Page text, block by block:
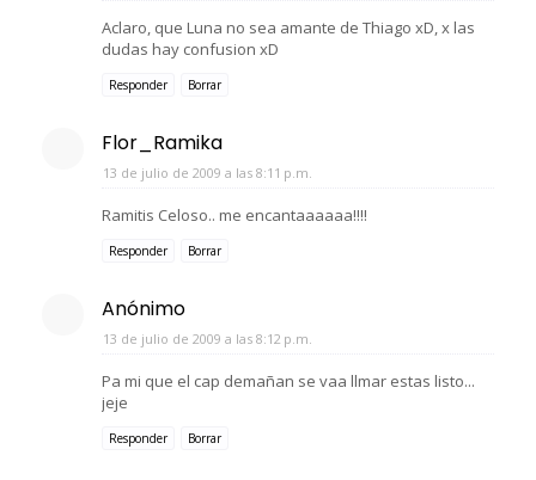
Aclaro, que Luna no sea amante de Thiago xD, x las
dudas hay confusion xD
Responder Borrar
Flor_Ramika
13 de julio de 2009 a las 8:11 p.m.
Ramitis Celoso.. me encantaaaaaa!!!!
Responder Borrar
Anónimo
13 de julio de 2009 a las 8:12 p.m.
Pa mi que el cap demañan se vaa llmar estas listo...
jeje
Responder Borrar